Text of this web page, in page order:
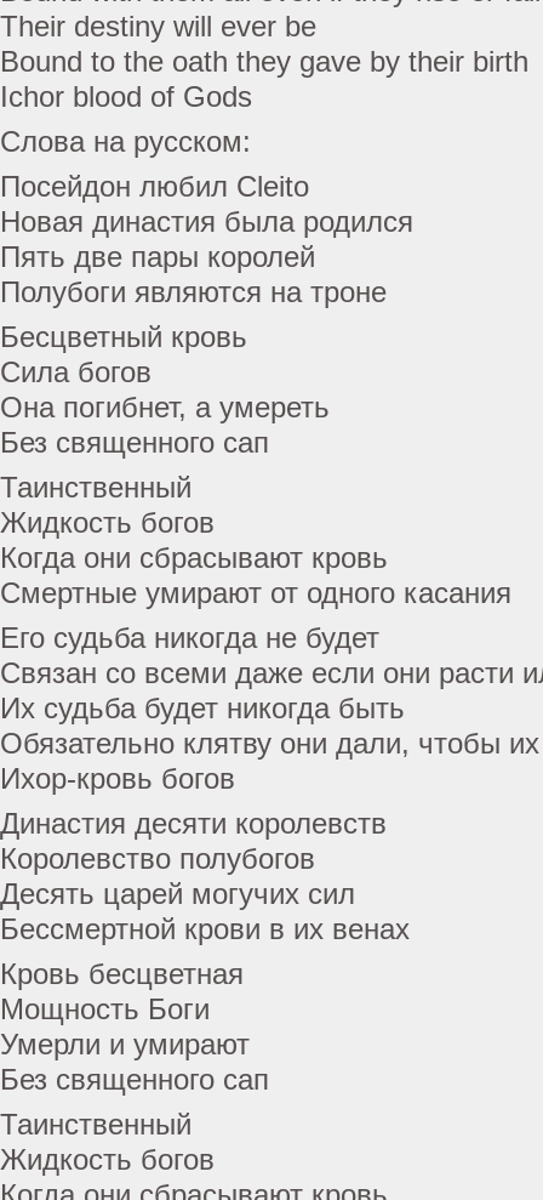
Their destiny will ever be
Bound to the oath they gave by their birth
Ichor blood of Gods
Слова на русском:
Посейдон любил Cleito
Новая династия была родился
Пять две пары королей
Полубоги являются на троне
Бесцветный кровь
Сила богов
Она погибнет, а умереть
Без священного сап
Таинственный
Жидкость богов
Когда они сбрасывают кровь
Смертные умирают от одного касания
Его судьба никогда не будет
Связан со всеми даже если они расти
Их судьба будет никогда быть
Обязательно клятву они дали, чтобы
Ихор-кровь богов
Династия десяти королевств
Королевство полубогов
Десять царей могучих сил
Бессмертной крови в их венах
Кровь бесцветная
Мощность Боги
Умерли и умирают
Без священного сап
Таинственный
Жидкость богов